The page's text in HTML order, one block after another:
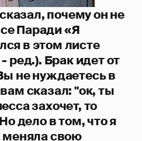
почему он не
Паради «Я
в этом листе
ред.). Брак идет от
не нуждаетесь в
сказал: "ок, ты
захочет, то
дело в том, что я
меняла свою